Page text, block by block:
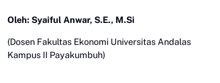
Oleh: Syaiful Anwar, S.E., M.Si
(Dosen Fakultas Ekonomi Universitas Andalas
Kampus II Payakumbuh)